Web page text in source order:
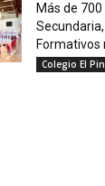
Más de
Formativos
Colegio El